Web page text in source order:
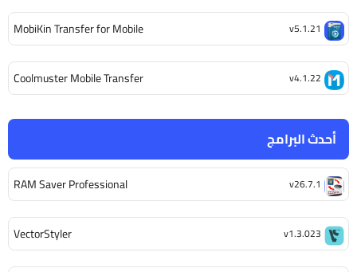
أحدث البرامج
RAM Saver Professional v26.7.1
VectorStyler v1.3.023
MobiKin Transfer for Mobile v5.1.21
Coolmuster Mobile Transfer v4.1.22